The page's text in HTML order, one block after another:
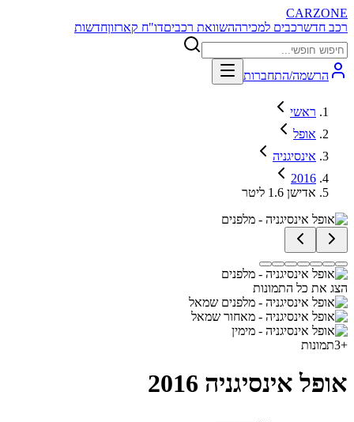
CARZONE
רכב חדשרכבים למכירההשוואת רכביםדו"ח קארזוןחדשות
הרשמה/התחברות
ראשי
אופל
אינסיגניה
2016
אדישן 1.6 ליטר
הצג את כל התמונות
+
3תמונות
אופל אינסיגניה 2016